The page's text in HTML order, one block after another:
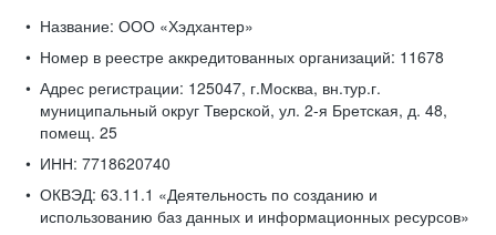
Название: ООО «Хэдхантер»
Номер в реестре аккредитованных организаций: 11678
Адрес регистрации: 125047, г.Москва, вн.тур.г.
муниципальный округ Тверской, ул. 2-я Бретская, д. 48,
помещ. 25
ИНН: 7718620740
ОКВЭД: 63.11.1 «Деятельность по созданию и
использованию баз данных и информационных ресурсов»